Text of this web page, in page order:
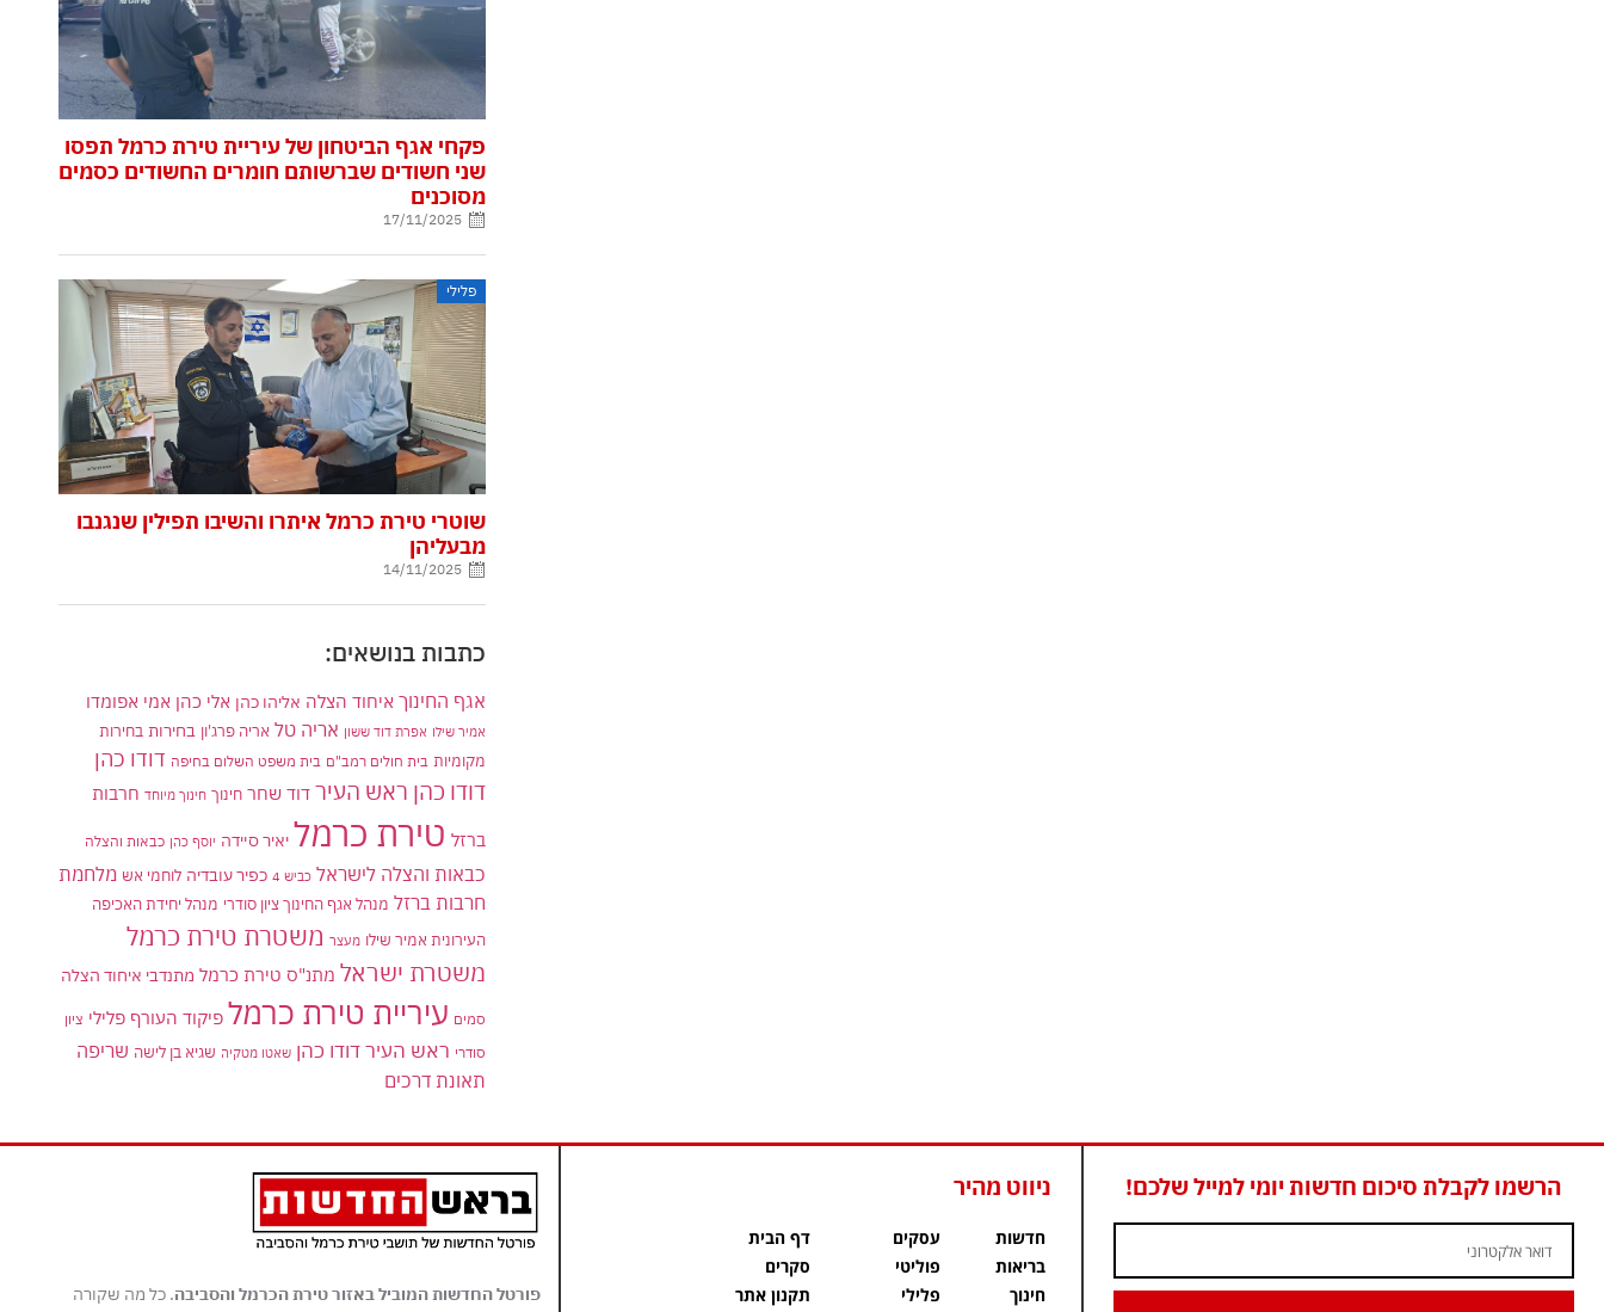
פקחי אגף הביטחון של עיריית טירת כרמל תפסו
שני חשודים שברשותם חומרים החשודים כסמים
מסוכנים
17/11/2025
פלילי
שוטרי טירת כרמל איתרו והשיבו תפילין שנגנבו
מבעליהן
14/11/2025
כתבות בנושאים:
אגף החינוך איחוד הצלה אליהו כהן אלי כהן אמי אפומדו
אמיר שילו אפרת דוד ששון אריה טל אריה פרג'ון בחירות בחירות
מקומיות בית חולים רמב"ם בית משפט השלום בחיפה דודו כהן
דודו כהן ראש העיר דוד שחר חינוך חינוך מיוחד חרבות
ברזל טירת כרמל יאיר סיידה יוסף כהן כבאות והצלה
כבאות והצלה לישראל כביש 4 כפיר עובדיה לוחמי אש מלחמת
חרבות ברזל מנהל אגף החינוך ציון סודרי מנהל יחידת האכיפה
העירונית אמיר שילו מעצר משטרת טירת כרמל
משטרת ישראל מתנ"ס טירת כרמל מתנדבי איחוד הצלה
סמים עיריית טירת כרמל פיקוד העורף פלילי ציון
סודרי ראש העיר דודו כהן שאטו מטקיה שגיא בן לישה שריפה
תאונת דרכים
הרשמו לקבלת סיכום חדשות יומי למייל שלכם! ניווט מהיר
חדשות
בריאות
חינוך
עסקים
פוליטי
פלילי
דף הבית
סקרים
תקנון אתר
פורטל החדשות המוביל באזור טירת הכרמל והסביבה. כל מה שקורה